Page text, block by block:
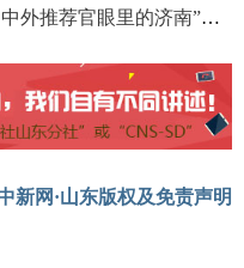
“2025济南国际泉水节 湖畔对话：中外推荐官眼里的济南”活动举办
新网·山东版权及免责声明